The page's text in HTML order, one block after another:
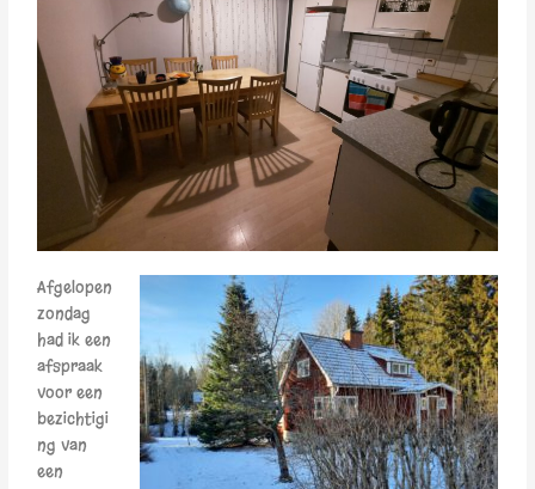
Afgelopen
zondag
had ik een
afspraak
voor een
bezichtigi
ng van
een